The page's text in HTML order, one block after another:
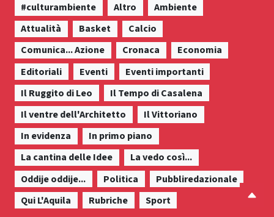
#culturambiente Altro
Ambiente
Attualità
Basket
Calcio
Comunica... Azione
Cronaca
Economia
Editoriali
Eventi
Eventi importanti
Il Ruggito di Leo
Il Tempo di Casalena
Il ventre dell'Architetto
Il Vittoriano
In evidenza
In primo piano
La cantina delle Idee
La vedo così...
Oddije oddije...
Politica
Pubbliredazionale
Qui L'Aquila
Rubriche Sport